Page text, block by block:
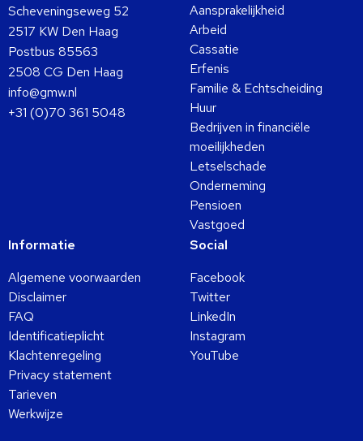
Scheveningseweg 52
2517 KW Den Haag
Postbus 85563
2508 CG Den Haag
info@gmw.nl
+31 (0)70 361 5048
Aansprakelijkheid
Arbeid
Cassatie
Erfenis
Familie & Echtscheiding
Huur
Bedrijven in financiële
moeilijkheden
Letselschade
Onderneming
Pensioen
Vastgoed
Informatie
Algemene voorwaarden
Disclaimer
FAQ
Identificatieplicht
Klachtenregeling
Privacy statement
Tarieven
Werkwijze
Social
Facebook
Twitter
LinkedIn
Instagram
YouTube